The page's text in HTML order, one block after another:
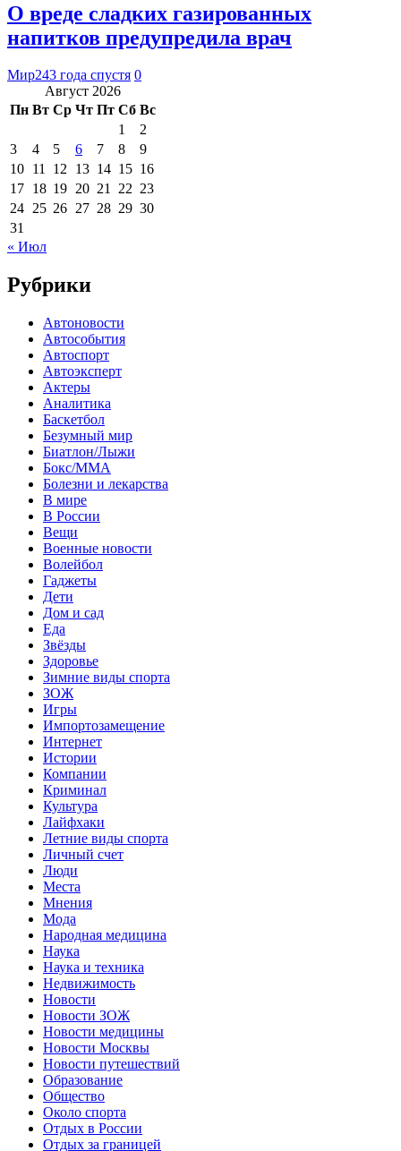
О вреде сладких газированных
напитков предупредила врач
Мир243 года спустя 0
Август 2026
Пн Вт Ср Чт Пт Сб Вс
1
2
3
4 5 6 7 8
9
10 11 12 13 14 15 16
17 18 19 20 21 22 23
24 25 26 27 28 29 30
31
« Июл
Рубрики
Автоновости
Автособытия
Автоспорт
Автоэксперт
Актеры
Аналитика
Баскетбол
Безумный мир
Биатлон/Лыжи
Бокс/MMA
Болезни и лекарства
В мире
В России
Вещи
Военные новости
Волейбол
Гаджеты
Дети
Дом и сад
Еда
Звёзды
Здоровье
Зимние виды спорта
ЗОЖ
Игры
Импортозамещение
Интернет
Истории
Компании
Криминал
Культура
Лайфхаки
Летние виды спорта
Личный счет
Люди
Места
Мнения
Мода
Народная медицина
Наука
Наука и техника
Недвижимость
Новости
Новости ЗОЖ
Новости медицины
Новости Москвы
Новости путешествий
Образование
Общество
Около спорта
Отдых в России
Отдых за границей